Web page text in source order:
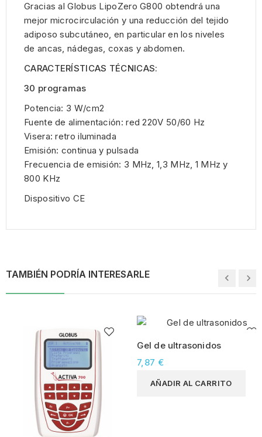
Gracias al Globus LipoZero G800 obtendrá una
mejor microcirculación y una reducción del tejido
adiposo subcutáneo, en particular en los niveles
de ancas, nádegas, coxas y abdomen.
CARACTERÍSTICAS TÉCNICAS:
30 programas
Potencia: 3 W/cm2
Fuente de alimentación: red 220V 50/60 Hz
Visera: retro iluminada
Emisión: continua y pulsada
Frecuencia de emisión: 3 MHz, 1,3 MHz, 1 MHz y
800 KHz
Dispositivo CE
TAMBIÉN PODRÍA INTERESARLE
Gel de ultrasonidos
7,87 €
AÑADIR AL CARRITO